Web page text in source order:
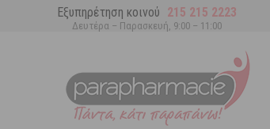
Εξυπηρέτηση κοινού 215 215 2223
Δευτέρα – Παρασκευή, 9:00 – 11:00